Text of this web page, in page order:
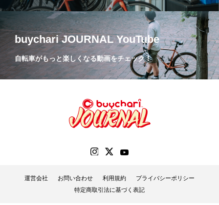
buychari JOURNAL YouTube
自転車がもっと楽しくなる動画をチェック！
運営会社 お問い合わせ 利用規約
プライバシーポリシー
特定商取引法に基づく表記